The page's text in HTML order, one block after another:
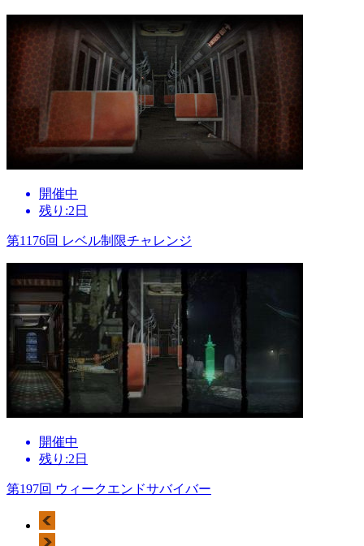
開催中
残り:2日
第1176回 レベル制限チャレンジ
開催中
残り:2日
第197回 ウィークエンドサバイバー